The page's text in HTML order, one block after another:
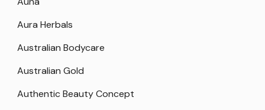
Aura Herbals
Australian Bodycare
Australian Gold
Authentic Beauty Concept